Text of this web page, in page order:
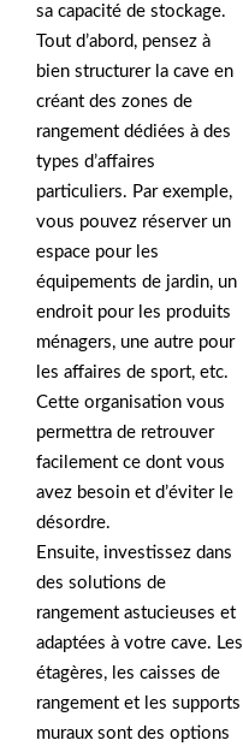
sa capacité de stockage.
Tout d’abord, pensez à
bien structurer la cave en
créant des zones de
rangement dédiées à des
types d’affaires
particuliers. Par exemple,
vous pouvez réserver un
espace pour les
équipements de jardin, un
endroit pour les produits
ménagers, une autre pour
les affaires de sport, etc.
Cette organisation vous
permettra de retrouver
facilement ce dont vous
avez besoin et d’éviter le
désordre.
Ensuite, investissez dans
des solutions de
rangement astucieuses et
adaptées à votre cave. Les
étagères, les caisses de
rangement et les supports
muraux sont des options